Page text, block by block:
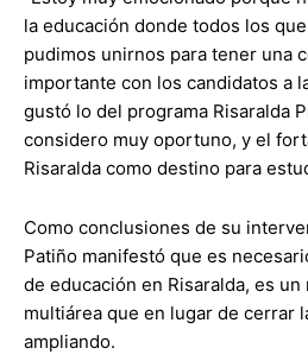
la educación donde todos los
pudimos unirnos para tener una
importante con los candidatos a
gustó lo del programa Risaralda
considero muy oportuno, y el
Risaralda como destino para
Como conclusiones de su
Patiño manifestó que es
de educación en Risaralda, es
multiárea que en lugar de cerrar
ampliando.